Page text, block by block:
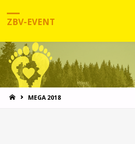
ZBV-EVENT
MEGA 2018